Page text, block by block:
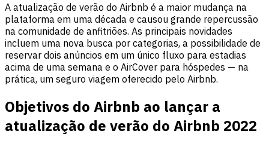
A atualização de verão do Airbnb é a maior mudança na
plataforma em uma década e causou grande repercussão
na comunidade de anfitriões. As principais novidades
incluem uma nova busca por categorias, a possibilidade de
reservar dois anúncios em um único fluxo para estadias
acima de uma semana e o AirCover para hóspedes — na
prática, um seguro viagem oferecido pelo Airbnb.
Objetivos do Airbnb ao lançar a
atualização de verão do Airbnb 2022